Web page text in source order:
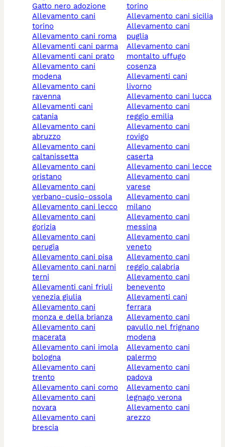
gatto nero adozione
allevamento cani
torino
allevamento cani roma
allevamenti cani parma
allevamenti cani prato
allevamento cani
modena
allevamento cani
ravenna
allevamenti cani
catania
allevamento cani
abruzzo
allevamento cani
caltanissetta
allevamento cani
oristano
allevamento cani
verbano-cusio-ossola
allevamento cani lecco
allevamento cani
gorizia
allevamento cani
perugia
allevamento cani pisa
allevamento cani narni
terni
allevamenti cani friuli
venezia giulia
allevamento cani
monza e della brianza
allevamento cani
macerata
allevamento cani imola
bologna
allevamento cani
trento
allevamento cani como
allevamento cani
novara
allevamento cani
brescia
torino
allevamento cani sicilia
allevamento cani
puglia
allevamento cani
montalto uffugo
cosenza
allevamenti cani
livorno
allevamento cani lucca
allevamento cani
reggio emilia
allevamento cani
rovigo
allevamento cani
caserta
allevamento cani lecce
allevamento cani
varese
allevamento cani
milano
allevamento cani
messina
allevamento cani
veneto
allevamento cani
reggio calabria
allevamento cani
benevento
allevamenti cani
ferrara
allevamento cani
pavullo nel frignano
modena
allevamento cani
palermo
allevamento cani
padova
allevamento cani
legnago verona
allevamento cani
arezzo